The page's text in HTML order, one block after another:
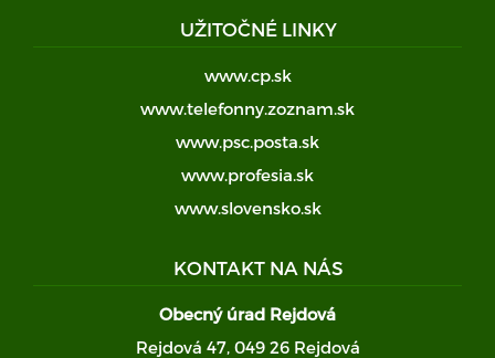
UŽITOČNÉ LINKY
www.cp.sk
www.telefonny.zoznam.sk
www.psc.posta.sk
www.profesia.sk
www.slovensko.sk
KONTAKT NA NÁS
Obecný úrad Rejdová
Rejdová 47, 049 26 Rejdová